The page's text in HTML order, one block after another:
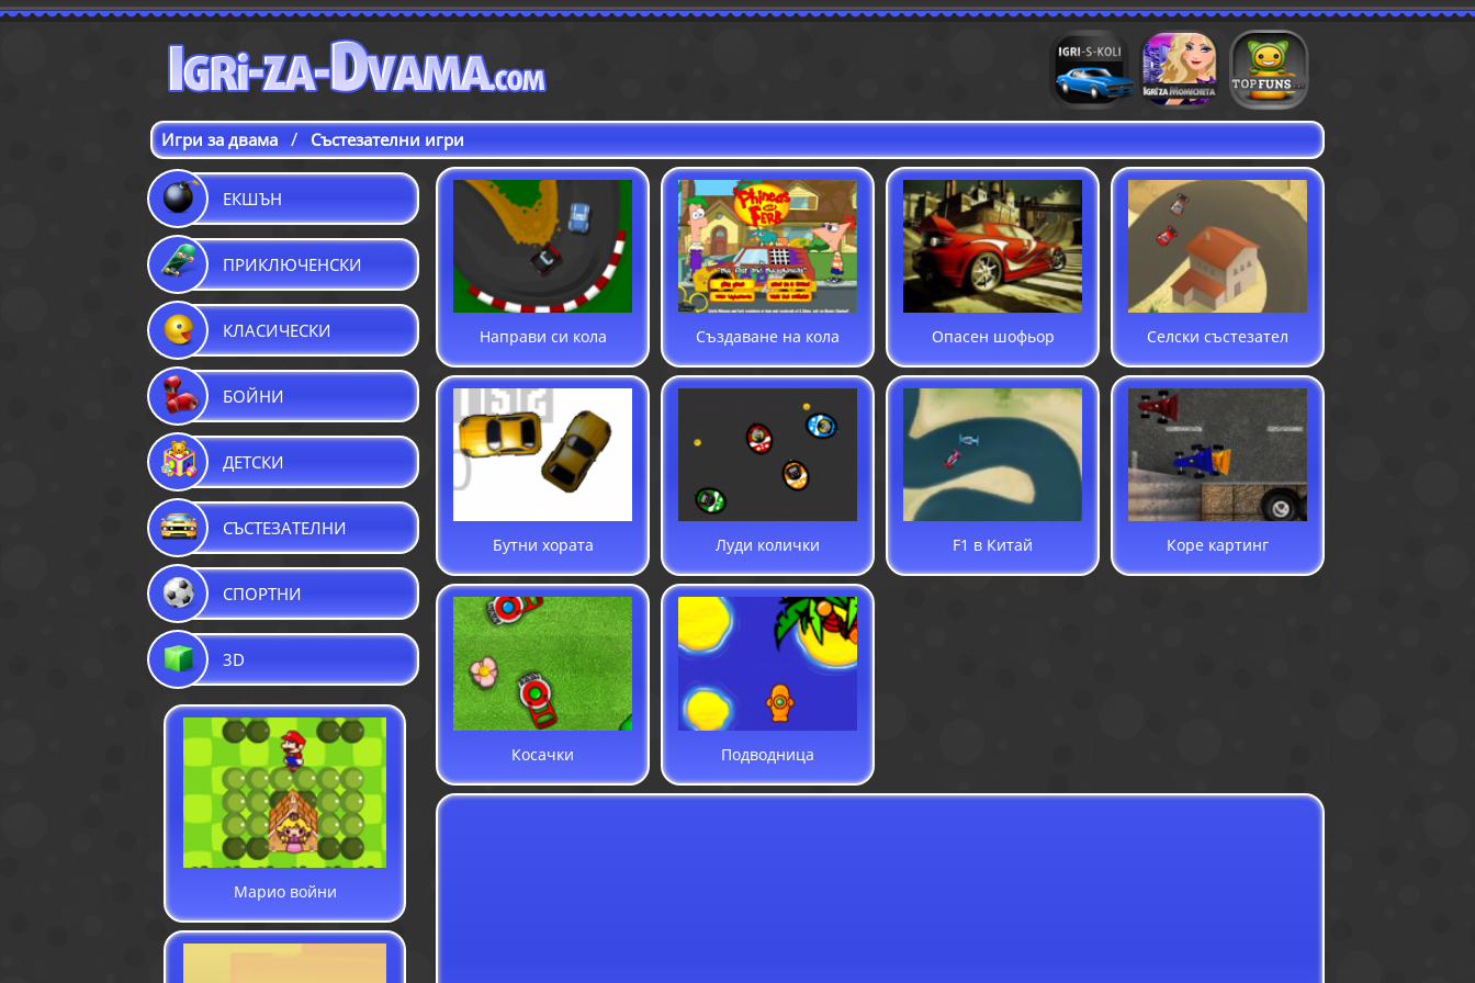
Игри с коли Игри за момичета
Игри за двама / Състезателни игри
ЕКШЪН
ПРИКЛЮЧЕНСКИ
КЛАСИЧЕСКИ
БОЙНИ
ДЕТСКИ
СЪСТЕЗАТЕЛНИ
СПОРТНИ
3D
Марио войни
Направи си кола Създаване на кола Опасен шофьор Селски състезател
Бутни хората Луди колички F1 в Китай Коре картинг
Косачки Подводница